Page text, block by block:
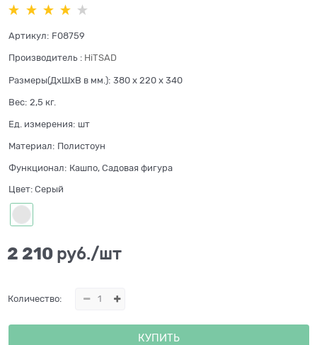
Артикул: F08759
Производитель : HiTSAD
Размеры(ДхШхВ в мм.): 380 x 220 x 340
Вес: 2,5 кг.
Ед. измерения: шт
Материал: Полистоун
Функционал: Кашпо, Садовая фигура
Цвет: Серый
2 210 руб./шт
Количество:
КУПИТЬ